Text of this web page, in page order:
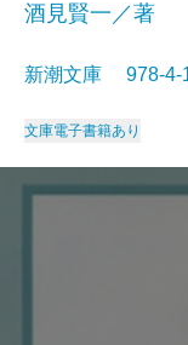
酒見賢一／著
新潮文庫 978-
文庫電子書籍あり